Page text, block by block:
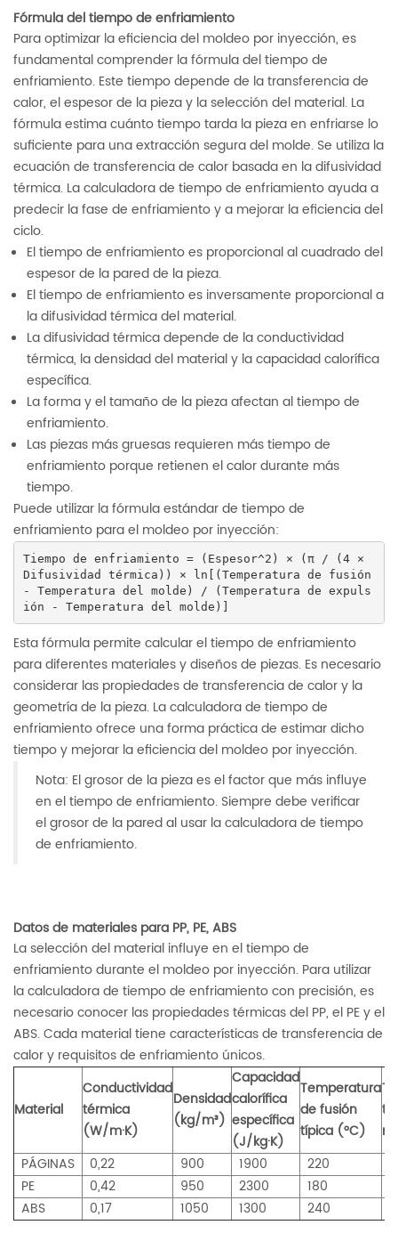
Fórmula del tiempo de enfriamiento
Para optimizar la eficiencia del moldeo por inyección, es
fundamental comprender la fórmula del tiempo de
enfriamiento. Este tiempo depende de la transferencia de
calor, el espesor de la pieza y la selección del material. La
fórmula estima cuánto tiempo tarda la pieza en enfriarse lo
suficiente para una extracción segura del molde. Se utiliza la
ecuación de transferencia de calor basada en la difusividad
térmica. La calculadora de tiempo de enfriamiento ayuda a
predecir la fase de enfriamiento y a mejorar la eficiencia del
ciclo.
El tiempo de enfriamiento es proporcional al cuadrado del
espesor de la pared de la pieza.
El tiempo de enfriamiento es inversamente proporcional a
la difusividad térmica del material.
La difusividad térmica depende de la conductividad
térmica, la densidad del material y la capacidad calorífica
específica.
La forma y el tamaño de la pieza afectan al tiempo de
enfriamiento.
Las piezas más gruesas requieren más tiempo de
enfriamiento porque retienen el calor durante más
tiempo.
Puede utilizar la fórmula estándar de tiempo de
enfriamiento para el moldeo por inyección:
Tiempo de enfriamiento = (Espesor^2) × (π / (4 ×
Difusividad térmica)) × ln[(Temperatura de fusión
- Temperatura del molde) / (Temperatura de expuls
ión - Temperatura del molde)]
Esta fórmula permite calcular el tiempo de enfriamiento
para diferentes materiales y diseños de piezas. Es necesario
considerar las propiedades de transferencia de calor y la
geometría de la pieza. La calculadora de tiempo de
enfriamiento ofrece una forma práctica de estimar dicho
tiempo y mejorar la eficiencia del moldeo por inyección.
Nota: El grosor de la pieza es el factor que más influye
en el tiempo de enfriamiento. Siempre debe verificar
el grosor de la pared al usar la calculadora de tiempo
de enfriamiento.
Datos de materiales para PP, PE, ABS
La selección del material influye en el tiempo de
enfriamiento durante el moldeo por inyección. Para utilizar
la calculadora de tiempo de enfriamiento con precisión, es
necesario conocer las propiedades térmicas del PP, el PE y el
ABS. Cada material tiene características de transferencia de
calor y requisitos de enfriamiento únicos.
Material
Conductividad
térmica
(W/m·K)
Densidad
(kg/m³)
Capacidad
calorífica
específica
(J/kg·K)
Temperatura
de fusión
típica (°C)
PÁGINAS
0,22 900 1900 220
PE
0,42 950 2300 180
ABS
0,17 1050 1300 240